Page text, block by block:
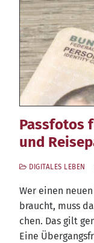
Passfotos
und
DIGITALES LEBEN
Wer einen
braucht, muss
chen. Das gilt
Eine